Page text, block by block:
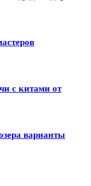
с китами от
варианты